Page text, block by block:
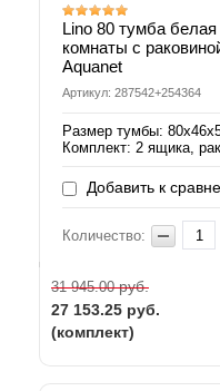
Lino 80 тумба
комнаты с
Aquanet
Артикул: 287542+254364
Размер тумбы:
Комплект: 2 ящика,
Добавить к
Количество:
31 945.00руб.
27 153.25 руб.
(комплект)